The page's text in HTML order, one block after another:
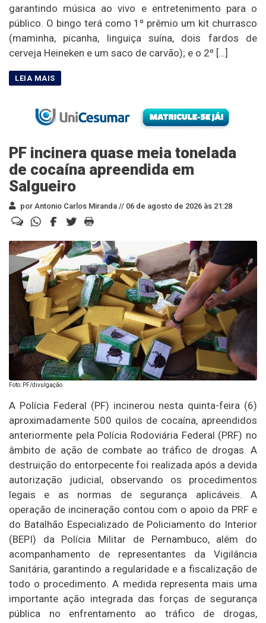
garantindo música ao vivo e entretenimento para o
público. O bingo terá como 1º prêmio um kit churrasco
(maminha, picanha, linguiça suína, dois fardos de
cerveja Heineken e um saco de carvão); e o 2º […]
PF incinera quase meia tonelada
de cocaína apreendida em
Salgueiro
por Antonio Carlos Miranda // 06 de agosto de 2026 às 21:28
Foto: PF/divulgação
A Polícia Federal (PF) incinerou nesta quinta-feira (6)
aproximadamente 500 quilos de cocaína, apreendidos
anteriormente pela Polícia Rodoviária Federal (PRF) no
âmbito de ação de combate ao tráfico de drogas. A
destruição do entorpecente foi realizada após a devida
autorização judicial, observando os procedimentos
legais e as normas de segurança aplicáveis. A
operação de incineração contou com o apoio da PRF e
do Batalhão Especializado de Policiamento do Interior
(BEPI) da Polícia Militar de Pernambuco, além do
acompanhamento de representantes da Vigilância
Sanitária, garantindo a regularidade e a fiscalização de
todo o procedimento. A medida representa mais uma
importante ação integrada das forças de segurança
pública no enfrentamento ao tráfico de drogas,